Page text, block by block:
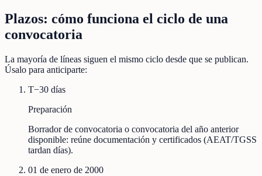
Plazos: cómo funciona el ciclo de una
convocatoria
La mayoría de líneas siguen el mismo ciclo desde que se publican.
Úsalo para anticiparte:
T−30 días
Preparación
Borrador de convocatoria o convocatoria del año anterior
disponible: reúne documentación y certificados (AEAT/TGSS
tardan días).
01 de enero de 2000